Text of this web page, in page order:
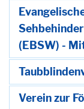
(EBSW) -
Verein zur